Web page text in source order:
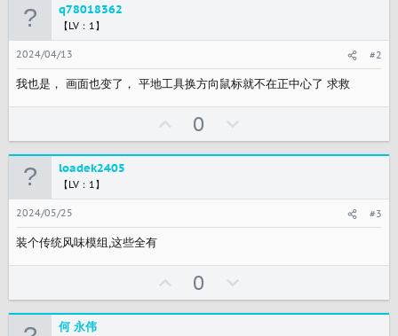
q78018362
【LV：1】
2024/04/13 #2
我也是， 画面也变了， 平地工具换方向鼠标就不在正中心了 求救
p
v
t
0
对
loadek2405
【LV：1】
2024/05/25 #3
装个传统风味模组,这些全有
p
v
0
对
何 永伟